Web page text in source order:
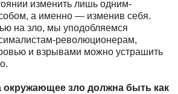
изменить лишь одним-
а именно — изменив себя.
на зло, мы уподобляемся
революционерам,
и взрывами можно устрашить
окружающее зло должна быть как